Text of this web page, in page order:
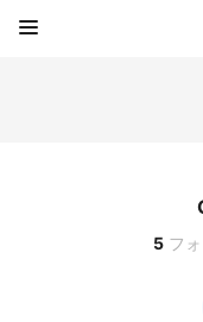
5 フ